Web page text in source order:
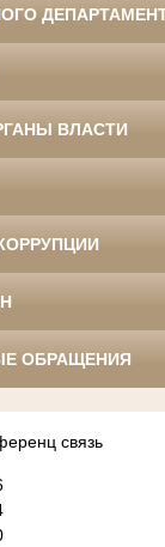
ВЛАСТИ
ОБРАЩЕНИЯ
связь